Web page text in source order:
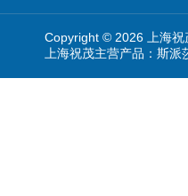
Copyright © 2026 上海祝
上海祝茂主营产品：斯